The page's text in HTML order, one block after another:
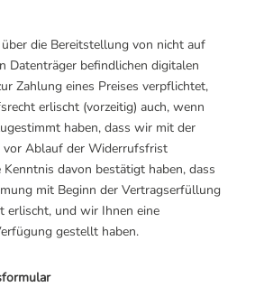
die Bereitstellung von nicht auf
Datenträger befindlichen digitalen
Zahlung eines Preises verpflichtet,
erlischt (vorzeitig) auch, wenn
haben, dass wir mit der
Ablauf der Widerrufsfrist
Kenntnis davon bestätigt haben, dass
mit Beginn der Vertragserfüllung
erlischt, und wir Ihnen eine
gestellt haben.